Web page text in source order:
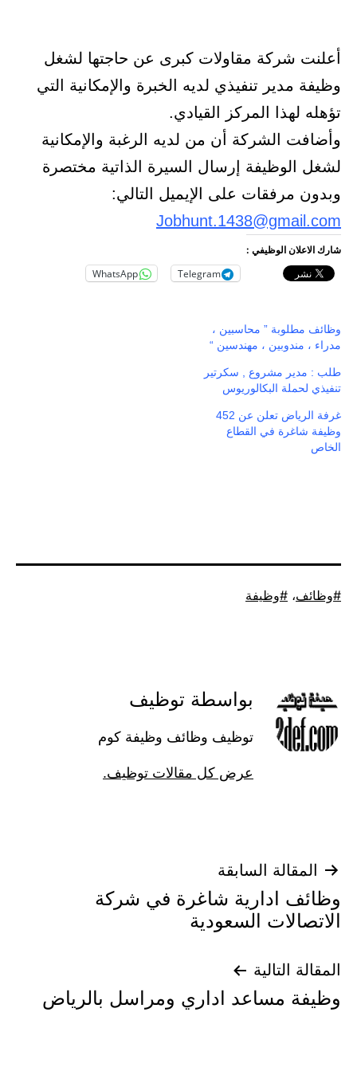
أعلنت شركة مقاولات كبرى عن حاجتها لشغل
وظيفة مدير تنفيذي لديه الخبرة والإمكانية التي
تؤهله لهذا المركز القيادي.
وأضافت الشركة أن من لديه الرغبة والإمكانية
لشغل الوظيفة إرسال السيرة الذاتية مختصرة
وبدون مرفقات على الإيميل التالي:
Jobhunt.1438@gmail.com
شارك الاعلان الوظيفي :
Telegram
WhatsApp
وظائف مطلوبة ” محاسبين ،
مدراء ، مندوبين ، مهندسين “
طلب : مدير مشروع , سكرتير
تنفيذي لحملة البكالوريوس
غرفة الرياض تعلن عن 452
وظيفة شاغرة في القطاع
الخاص
موسوم
وظائف، وظيفة
بواسطة توظيف
توظيف وظائف وظيفة كوم
عرض كل مقالات توظيف.
تصفّح
المقالات
المقالة السابقة
وظائف ادارية شاغرة في شركة
الاتصالات السعودية
المقالة التالية
وظيفة مساعد اداري ومراسل بالرياض